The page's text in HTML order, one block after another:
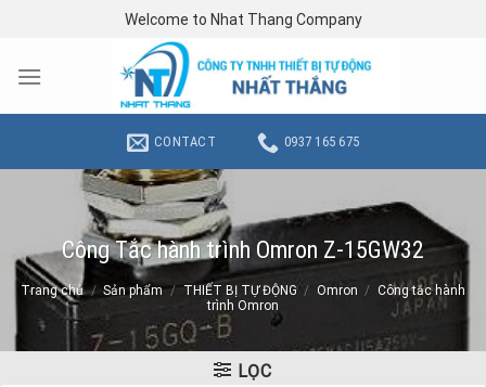
content
Welcome to Nhat Thang Company
CONTACT 0937 165 675
Công Tắc hành trình Omron Z-15GW32
Trang chủ / Sản phẩm / THIẾT BỊ TỰ ĐỘNG / Omron / Công tắc hành
trình Omron
LỌC